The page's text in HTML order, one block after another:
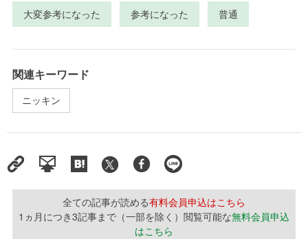
大変参考になった 参考になった 普通
関連キーワード
ニッキン
全ての記事が読める有料会員申込はこちら
1ヵ月につき3記事まで（一部を除く）閲覧可能な無料会員申込
はこちら